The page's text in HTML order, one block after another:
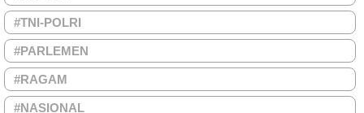
#TNI-POLRI
#PARLEMEN
#RAGAM
#NASIONAL